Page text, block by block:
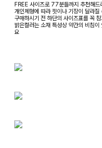
FREE 사이즈로 77분들까지 추천해드
개인체형에 따라 핏이나 기장이 달라질
구매하시기 전 하단의 사이즈표를 꼭
밝은컬러는 소재 특성상 약간의 비침
요